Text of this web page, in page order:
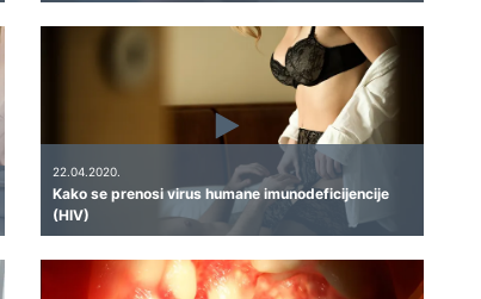
22.04.2020.
Kako se prenosi virus humane imunodeficijencije
(HIV)